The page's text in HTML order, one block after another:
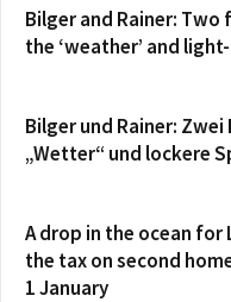
Bilger and Rainer:
the ‘weather’ and
Bilger und Rainer:
„Wetter“ und lockere
A drop in the ocean for
the tax on second
1 January